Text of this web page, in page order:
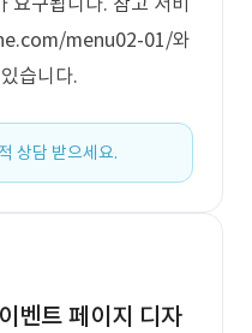
menu02-01/와
습니다.
상담 받으세요.
벤트 페이지 디자